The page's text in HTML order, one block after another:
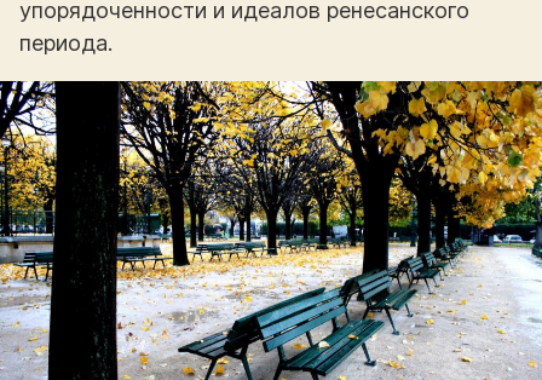
упорядоченности и идеалов ренесанского
периода.